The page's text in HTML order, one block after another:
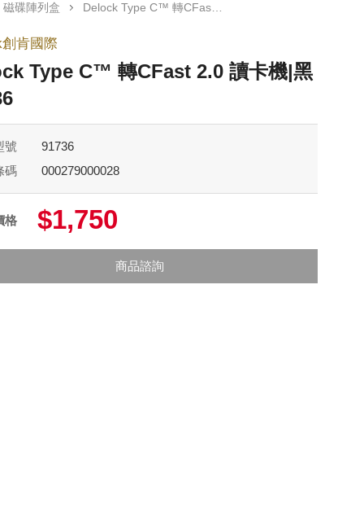
碟陣列盒 Delock Type C™ 轉CFast 2.0 讀卡機|黑91736
肯國際
Type C™ 轉CFast 2.0 讀卡機|黑
號
91736
碼
000279000028
格 $1,750
商品諮詢